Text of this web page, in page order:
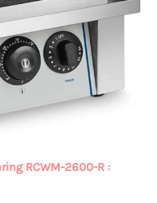
RCWM-2600-R :